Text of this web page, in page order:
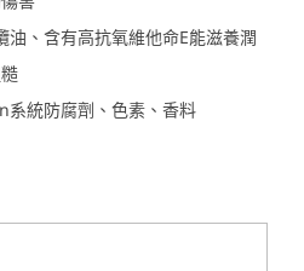
油、含有高抗氧維他命E能滋養潤
系統防腐劑、色素、香料